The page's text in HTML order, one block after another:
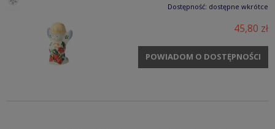
Dostępność: dostępne wkrótce
45,80 zł
POWIADOM O DOSTĘPNOŚCI